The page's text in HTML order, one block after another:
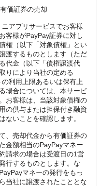
価証券の売却
アプリサービスでお客様
客様がPayPay証券に対し
権（以下「対象債権」とい
渡するものとします（ただ
代金（以下「債権譲渡代
りにより当社の定める
利用上限あるいは保有上
場合については、本サービ
お客様は、当該対象債権の
の供与または担保付き融資
ないことを確認します。
、売却代金から有価証券の
金額相当のPayPayマネー
請求の場合は受渡日の1営
行するものとします。な
マネーの発行をもっ
当社に譲渡されたこととな